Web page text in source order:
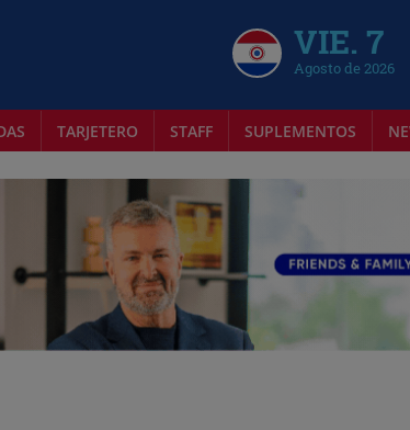
VIE. 7
Agosto de 2026
TARJETERO STAFF SUPLEMENTOS